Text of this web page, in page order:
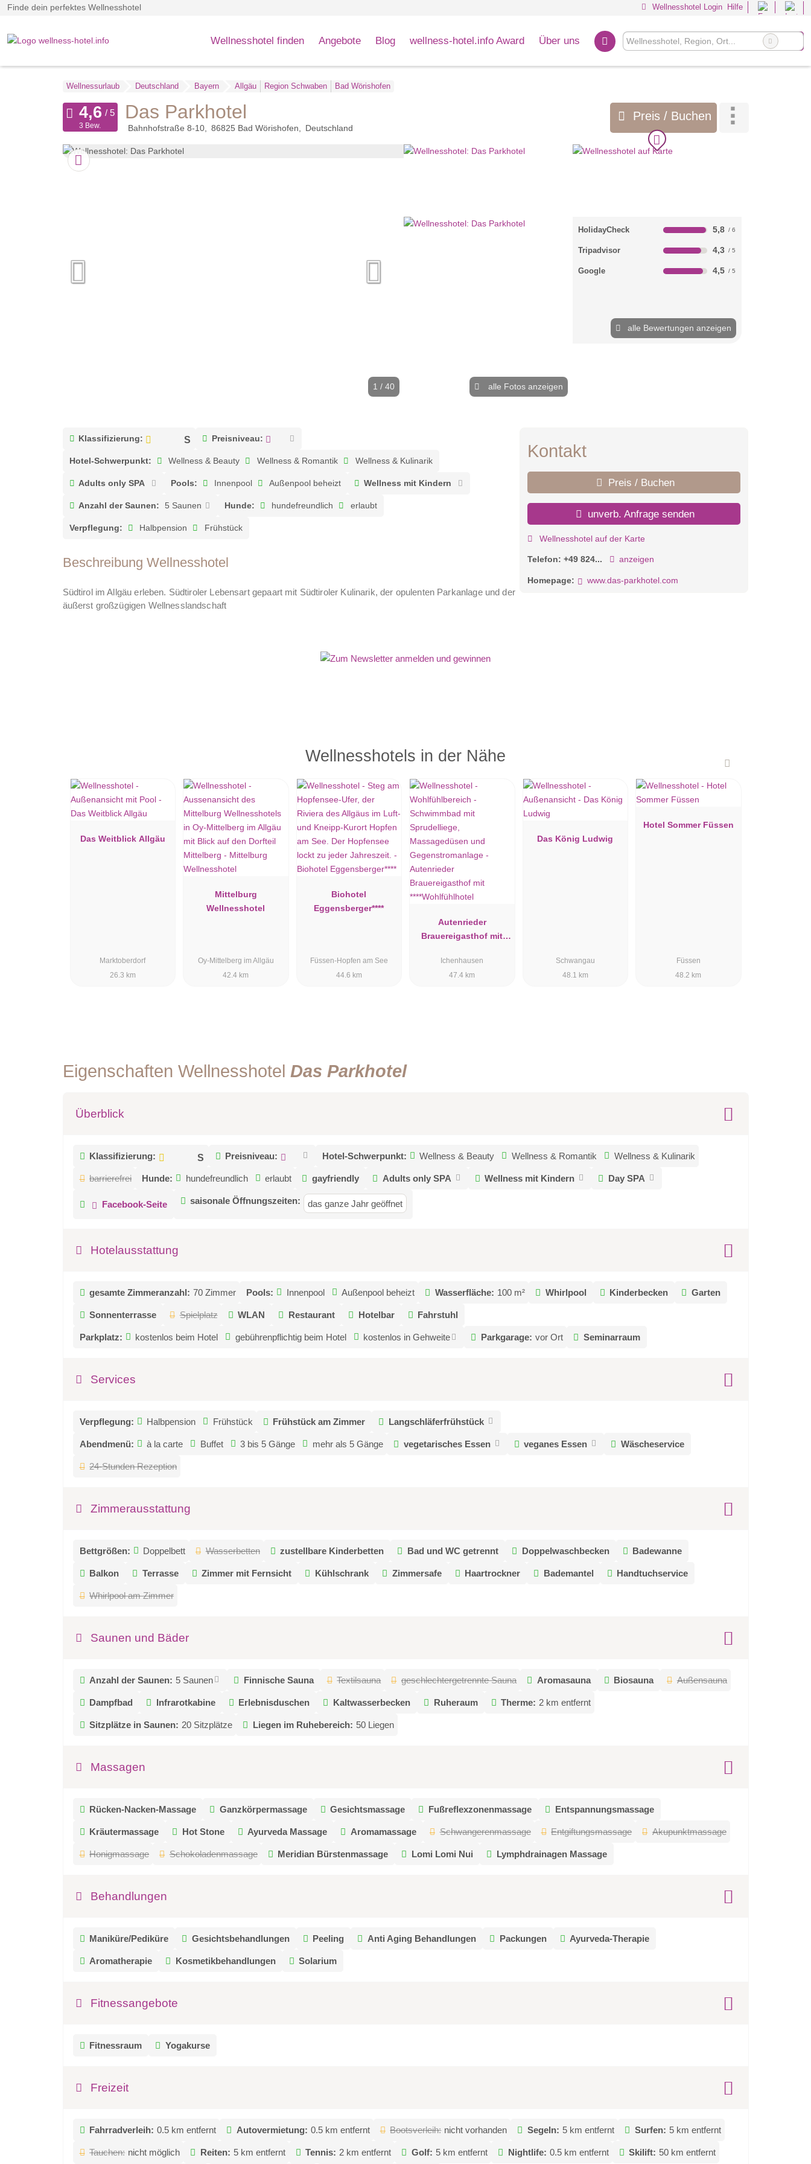
Finde dein perfektes Wellnesshotel Wellnesshotel Login Hilfe
Wellnesshotel finden Angebote Blog wellness-hotel.info Award Über uns
Wellnessurlaub Deutschland Bayern Allgäu Region Schwaben Bad Wörishofen
Das Parkhotel
Bahnhofstraße 8-10 86825 Bad Wörishofen Deutschland
Preis / Buchen
3 Bew.
1 / 40 alle Fotos anzeigen
HolidayCheck 5,8
Tripadvisor 4,3
Google 4,5
alle Bewertungen anzeigen
Klassifizierung: Preisniveau:
Hotel-Schwerpunkt: Wellness & Beauty Wellness & Romantik Wellness & Kulinarik
Adults only SPA Pools: Innenpool Außenpool beheizt Wellness mit Kindern
Anzahl der Saunen: 5 Saunen Hunde: hundefreundlich erlaubt
Verpflegung: Halbpension Frühstück
Beschreibung Wellnesshotel
Südtirol im Allgäu erleben. Südtiroler Lebensart gepaart mit Südtiroler Kulinarik, der opulenten Parkanlage und der
äußerst großzügigen Wellnesslandschaft
Kontakt
Preis / Buchen
unverb. Anfrage senden
Wellnesshotel auf der Karte
Telefon:+49 824... anzeigen
Homepage: www.das-parkhotel.com
Wellnesshotels in der Nähe
Das Weitblick Allgäu
Marktoberdorf
26.3 km
Mittelburg
Wellnesshotel
Oy-Mittelberg im Allgäu
42.4 km
Biohotel
Eggensberger****
Füssen-Hopfen am See
44.6 km
Autenrieder
Brauereigasthof mit
Ichenhausen
47.4 km
Das König Ludwig
Schwangau
48.1 km
Hotel Sommer Füssen
Füssen
48.2 km
Eigenschaften Wellnesshotel Das Parkhotel
Überblick
Klassifizierung: Preisniveau: Hotel-Schwerpunkt: Wellness & Beauty Wellness & Romantik Wellness & Kulinarik
barrierefrei Hunde: hundefreundlich erlaubt gayfriendly Adults only SPA Wellness mit Kindern Day SPA
Facebook-Seite saisonale Öffnungszeiten: das ganze Jahr geöffnet
Hotelausstattung
gesamte Zimmeranzahl: 70 Zimmer Pools: Innenpool Außenpool beheizt Wasserfläche: 100 m² Whirlpool Kinderbecken Garten
Sonnenterrasse Spielplatz WLAN Restaurant Hotelbar Fahrstuhl
Parkplatz: kostenlos beim Hotel gebührenpflichtig beim Hotel kostenlos in Gehweite Parkgarage: vor Ort Seminarraum
Services
Verpflegung: Halbpension Frühstück Frühstück am Zimmer Langschläferfrühstück
Abendmenü: à la carte Buffet 3 bis 5 Gänge mehr als 5 Gänge vegetarisches Essen veganes Essen Wäscheservice
24-Stunden Rezeption
Zimmerausstattung
Bettgrößen: Doppelbett Wasserbetten zustellbare Kinderbetten Bad und WC getrennt Doppelwaschbecken Badewanne
Balkon Terrasse Zimmer mit Fernsicht Kühlschrank Zimmersafe Haartrockner Bademantel Handtuchservice
Whirlpool am Zimmer
Saunen und Bäder
Anzahl der Saunen: 5 Saunen Finnische Sauna Textilsauna geschlechtergetrennte Sauna Aromasauna Biosauna Außensauna
Dampfbad Infrarotkabine Erlebnisduschen Kaltwasserbecken Ruheraum Therme: 2 km entfernt
Sitzplätze in Saunen: 20 Sitzplätze Liegen im Ruhebereich: 50 Liegen
Massagen
Rücken-Nacken-Massage Ganzkörpermassage Gesichtsmassage Fußreflexzonenmassage Entspannungsmassage
Kräutermassage Hot Stone Ayurveda Massage Aromamassage Schwangerenmassage Entgiftungsmassage Akupunktmassage
Honigmassage Schokoladenmassage Meridian Bürstenmassage Lomi Lomi Nui Lymphdrainagen Massage
Behandlungen
Maniküre/Pediküre Gesichtsbehandlungen Peeling Anti Aging Behandlungen Packungen Ayurveda-Therapie
Aromatherapie Kosmetikbehandlungen Solarium
Fitnessangebote
Fitnessraum Yogakurse
Freizeit
Fahrradverleih: 0.5 km entfernt Autovermietung: 0.5 km entfernt Bootsverleih: nicht vorhanden Segeln: 5 km entfernt Surfen: 5 km entfernt
Tauchen: nicht möglich Reiten: 5 km entfernt Tennis: 2 km entfernt Golf: 5 km entfernt Nightlife: 0.5 km entfernt Skilift: 50 km entfernt